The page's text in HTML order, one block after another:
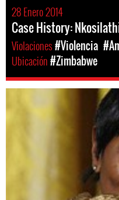
28 Enero 2014
Case History:
Violaciones#Violencia
Ubicación#Zimbabwe